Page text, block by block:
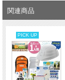
関連商品
PICK UP